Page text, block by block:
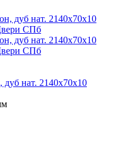
нат. 2140х70х10